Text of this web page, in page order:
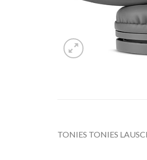
TONIES TONIES